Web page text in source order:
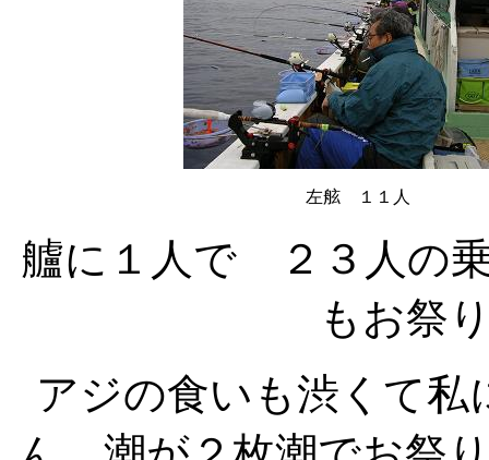
左舷 １１人
艫に１人で ２３人
もお祭
アジの食いも渋くて